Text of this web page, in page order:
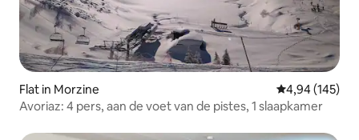
Flat in Morzine Gemiddelde
4,94 (145)
Avoriaz: 4 pers, aan de voet van de pistes, 1 slaapkamer